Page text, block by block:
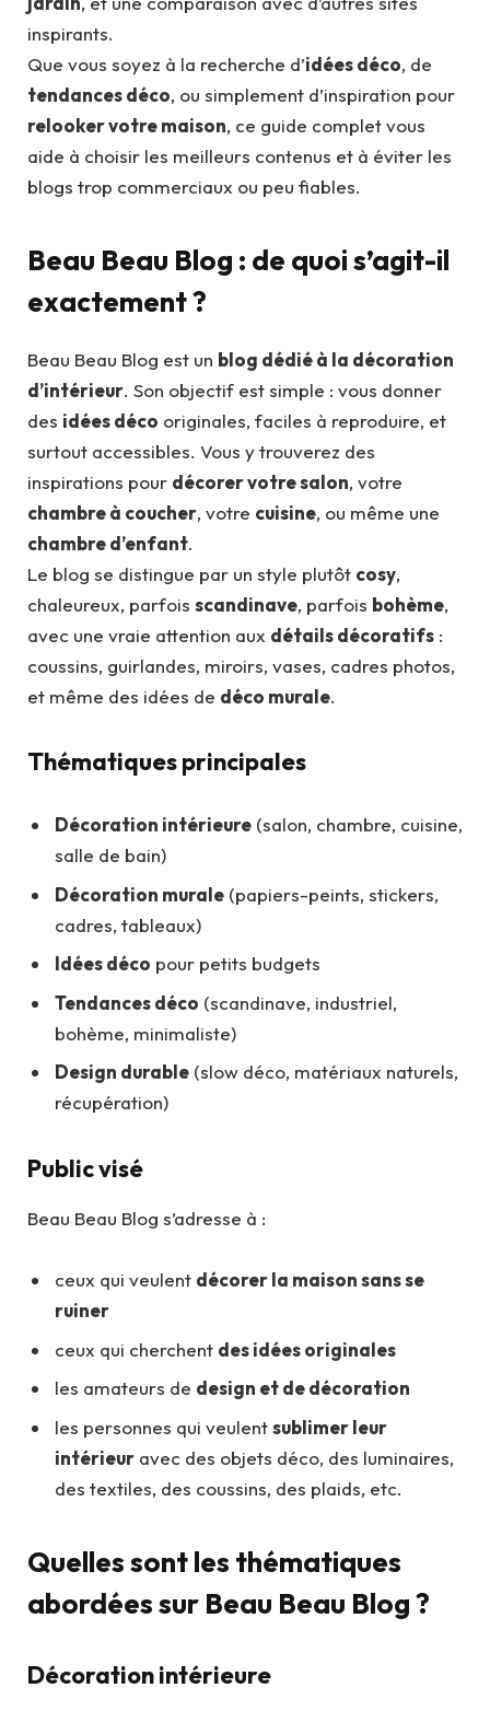
inspirants.
Que vous soyez à la recherche d’idées déco, de
tendances déco, ou simplement d’inspiration pour
relooker votre maison, ce guide complet vous
aide à choisir les meilleurs contenus et à éviter les
blogs trop commerciaux ou peu fiables.
Beau Beau Blog : de quoi s’agit-il
exactement ?
Beau Beau Blog est un blog dédié à la décoration
d’intérieur. Son objectif est simple : vous donner
des idées déco originales, faciles à reproduire, et
surtout accessibles. Vous y trouverez des
inspirations pour décorer votre salon, votre
chambre à coucher, votre cuisine, ou même une
chambre d’enfant.
Le blog se distingue par un style plutôt cosy,
chaleureux, parfois scandinave, parfois bohème,
avec une vraie attention aux détails décoratifs :
coussins, guirlandes, miroirs, vases, cadres photos,
et même des idées de déco murale.
Thématiques principales
Décoration intérieure (salon, chambre, cuisine,
salle de bain)
Décoration murale (papiers-peints, stickers,
cadres, tableaux)
Idées déco pour petits budgets
Tendances déco (scandinave, industriel,
bohème, minimaliste)
Design durable (slow déco, matériaux naturels,
récupération)
Public visé
Beau Beau Blog s’adresse à :
ceux qui veulent décorer la maison sans se
ruiner
ceux qui cherchent des idées originales
les amateurs de design et de décoration
les personnes qui veulentsublimer leur
intérieur avec des objets déco, des luminaires,
des textiles, des coussins, des plaids, etc.
Quelles sont les thématiques
abordées sur Beau Beau Blog ?
Décoration intérieure